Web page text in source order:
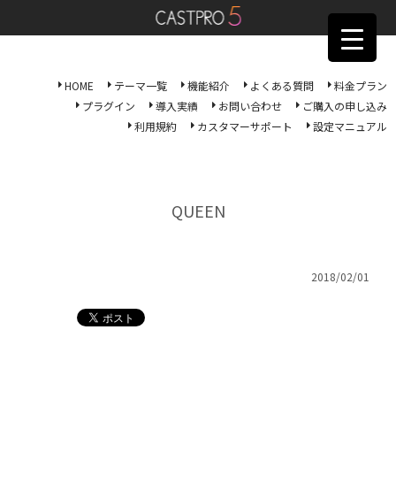
HOME テーマ一覧 機能紹介 よくある質問
料金プラン
プラグイン
導入実績 お問い合わせ
ご購入の申し込み
利用規約
カスタマーサポート 設定マニュアル
QUEEN
2018/02/01